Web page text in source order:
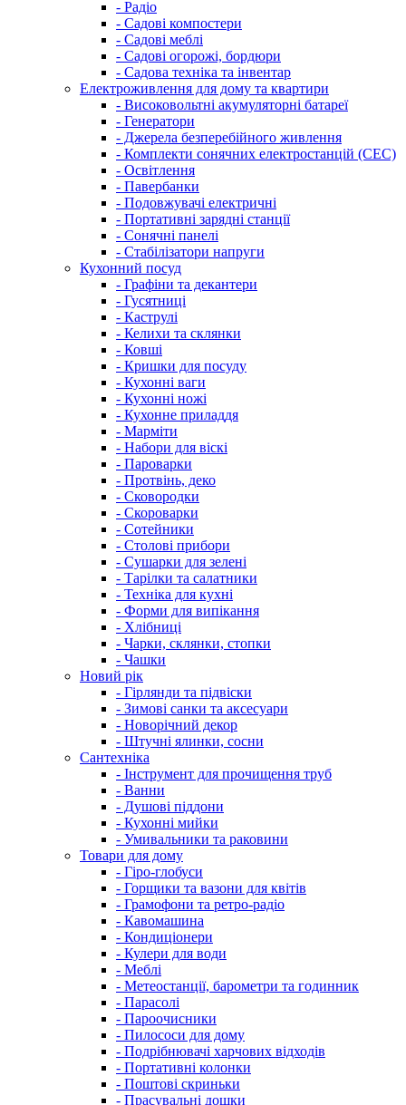
- Радіо
- Садові компостери
- Садові меблі
- Садові огорожі, бордюри
- Садова техніка та інвентар
Електроживлення для дому та квартири
- Високовольтні акумуляторні батареї
- Генератори
- Джерела безперебійного живлення
- Комплекти сонячних електростанцій (СЕС)
- Освітлення
- Павербанки
- Подовжувачі електричні
- Портативні зарядні станції
- Сонячні панелі
- Стабілізатори напруги
Кухонний посуд
- Графіни та декантери
- Гусятниці
- Каструлі
- Келихи та склянки
- Ковші
- Кришки для посуду
- Кухонні ваги
- Кухонні ножі
- Кухонне приладдя
- Марміти
- Набори для віскі
- Пароварки
- Протвінь, деко
- Сковородки
- Скороварки
- Сотейники
- Столові прибори
- Сушарки для зелені
- Тарілки та салатники
- Техніка для кухні
- Форми для випікання
- Хлібниці
- Чарки, склянки, стопки
- Чашки
Новий рік
- Гірлянди та підвіски
- Зимові санки та аксесуари
- Новорічний декор
- Штучні ялинки, сосни
Сантехніка
- Інструмент для прочищення труб
- Ванни
- Душові піддони
- Кухонні мийки
- Умивальники та раковини
Товари для дому
- Гіро-глобуси
- Горщики та вазони для квітів
- Грамофони та ретро-радіо
- Кавомашина
- Кондиціонери
- Кулери для води
- Меблі
- Метеостанції, барометри та годинник
- Парасолі
- Пароочисники
- Пилососи для дому
- Подрібнювачі харчових відходів
- Портативні колонки
- Поштові скриньки
- Прасувальні дошки